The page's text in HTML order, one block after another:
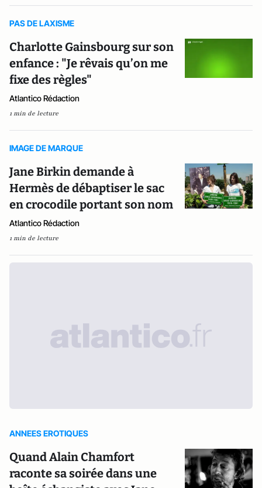
PAS DE LAXISME
Charlotte Gainsbourg sur son
enfance : "Je rêvais qu’on me
fixe des règles"
Atlantico Rédaction
1 min de lecture
IMAGE DE MARQUE
Jane Birkin demande à
Hermès de débaptiser le sac
en crocodile portant son nom
Atlantico Rédaction
1 min de lecture
ANNEES EROTIQUES
Quand Alain Chamfort
raconte sa soirée dans une